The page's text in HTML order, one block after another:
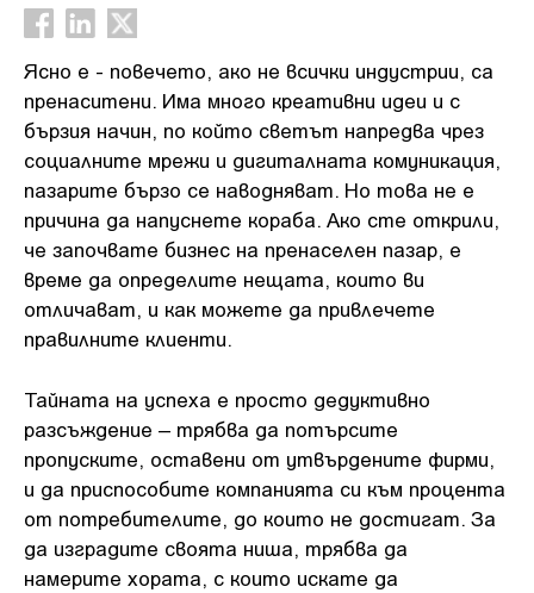
Ясно е - повечето, ако не всички индустрии, са
пренаситени. Има много креативни идеи и с
бързия начин, по който светът напредва чрез
социалните мрежи и дигиталната комуникация,
пазарите бързо се наводняват. Но това не е
причина да напуснете кораба. Ако сте открили,
че започвате бизнес на пренаселен пазар, е
време да определите нещата, които ви
отличават, и как можете да привлечете
правилните клиенти.
Тайната на успеха е просто дедуктивно
разсъждение – трябва да потърсите
пропуските, оставени от утвърдените фирми,
и да приспособите компанията си към процента
от потребителите, до които не достигат. За
да изградите своята ниша, трябва да
намерите хората, с които искате да